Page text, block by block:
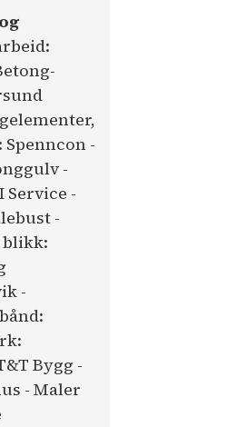
-
-
Service -
-
blikk:
-
Bygg -
- Maler